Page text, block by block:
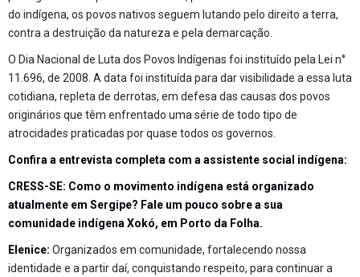
do indígena, os povos nativos seguem lutando pelo direito a terra,
contra a destruição da natureza e pela demarcação.
O Dia Nacional de Luta dos Povos Indígenas foi instituído pela Lei n°
11.696, de 2008. A data foi instituída para dar visibilidade a essa luta
cotidiana, repleta de derrotas, em defesa das causas dos povos
originários que têm enfrentado uma série de todo tipo de
atrocidades praticadas por quase todos os governos.
Confira a entrevista completa com a assistente social indígena:
CRESS-SE: Como o movimento indígena está organizado
atualmente em Sergipe? Fale um pouco sobre a sua
comunidade indígena Xokó, em Porto da Folha.
Elenice: Organizados em comunidade, fortalecendo nossa
identidade e a partir daí, conquistando respeito, para continuar a